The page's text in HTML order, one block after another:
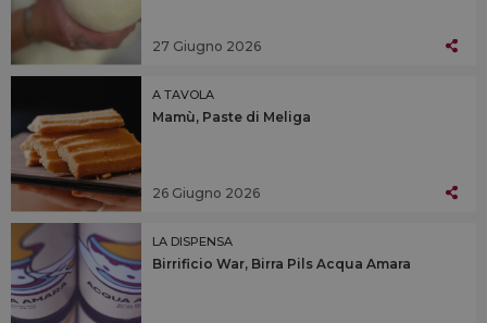
27 Giugno 2026
A TAVOLA
Mamù, Paste di Meliga
26 Giugno 2026
LA DISPENSA
Birrificio War, Birra Pils Acqua Amara